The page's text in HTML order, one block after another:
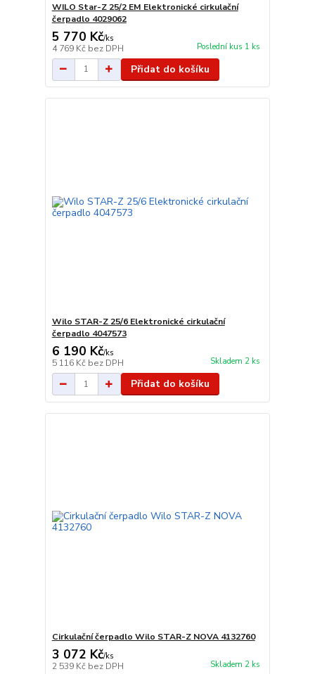
WILO Star-Z 25/2 EM Elektronické cirkulační
čerpadlo 4029062
5 770 Kč/ks
4 769 Kč bez DPH Poslední kus 1 ks
Přidat do košíku
Wilo STAR-Z 25/6 Elektronické cirkulační
čerpadlo 4047573
6 190 Kč/ks
5 116 Kč bez DPH Skladem 2 ks
Přidat do košíku
Cirkulační čerpadlo Wilo STAR-Z NOVA 4132760
3 072 Kč/ks
2 539 Kč bez DPH Skladem 2 ks